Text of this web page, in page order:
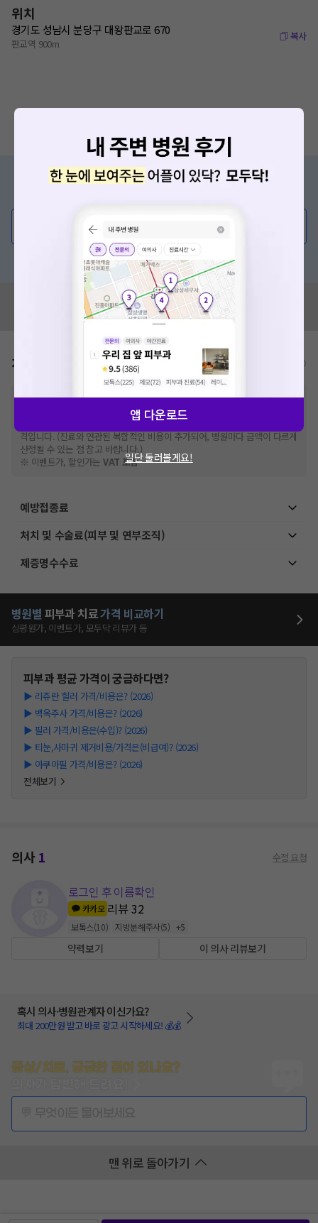
위치
경기도 성남시 분당구 대왕판교로 670
판교역 900m
복사
증상/치료, 궁금한 점이 있나요?
💬 무엇이든 물어보세요
혹은, 의료상담 서비스에 다양한 게시글 보러가기
혹시 잘못된 병원정보가 있나요?
모두닥 팀에 알려주세요!
가격표 비급여/급여 진료란?
※비급여 항목의 경우,추가비용 등으로 실제 가격과 상이할 수 있으니, 정확
한 가격은 해당 의료기관에 직접 문의해주세요.
건강보험심사평가원에 고지되어 있는 급여 진료 기준 가
격입니다. (진료와 연관된 복합적인 비용이 추가되어, 병원마다 금액이 다르게
산정될 수 있는 점 참고 바랍니다.)
※ 이벤트가, 할인가는VAT 포함
예방접종료
처치 및 수술료(피부 및 연부조직)
제증명수수료
병원별 피부과 치료가격 비교하기
심평원가, 이벤트가, 모두닥 리뷰가 등
피부과평균 가격이 궁금하다면?
▶ 리쥬란 힐러 가격/비용은? (2026)
▶ 백옥주사 가격/비용은? (2026)
▶ 필러 가격/비용은(수입)? (2026)
▶ 티눈,사마귀 제거비용/가격은(비급여)? (2026)
▶ 아쿠아필 가격/비용은? (2026)
전체보기
의사1 수정 요청
로그인 후 이름확인
카카오 리뷰32
보톡스(10) 지방분해주사(5) +5
약력보기 이 의사 리뷰보기
혹시 의사·병원관계자 이신가요?
최대 200만원 받고 바로 광고 시작하세요! 💰💰
증상/치료, 궁금한 점이 있나요?
맨 위로 돌아가기
앱 다운로드
일단 둘러볼게요!